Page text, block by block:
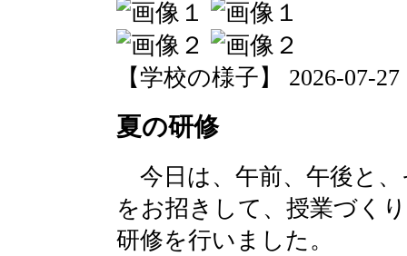
【学校の様子】 2026-07-
夏の研修
今日は、午前、午後と
をお招きして、授業づく
研修を行いました。